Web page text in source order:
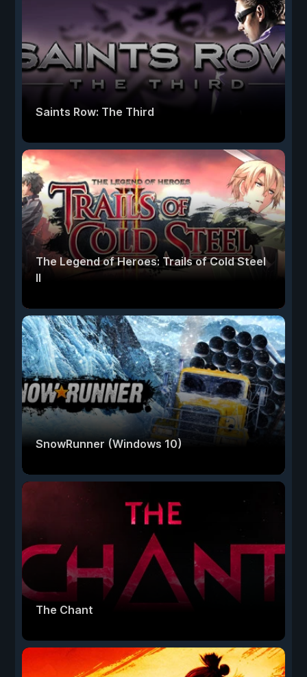
Saints Row: The Third
The Legend of Heroes: Trails of Cold Steel
II
SnowRunner (Windows 10)
The Chant